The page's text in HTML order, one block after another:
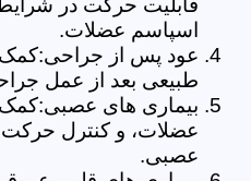
قابلیت حرکت در شرایطی
اسپاسم عضلات.
عود پس از جراحی:کمک
طبیعی بعد از عمل
بیماری های عصبی:کمک
عضلات، و کنترل حرکت
عصبی.